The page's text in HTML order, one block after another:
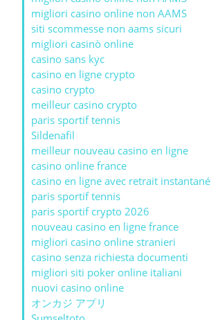
migliori casino online non AAMS
siti scommesse non aams sicuri
migliori casinò online
casino sans kyc
casino en ligne crypto
casino crypto
meilleur casino crypto
paris sportif tennis
Sildenafil
meilleur nouveau casino en ligne
casino online france
casino en ligne avec retrait instantané
paris sportif tennis
paris sportif crypto 2026
nouveau casino en ligne france
migliori casino online stranieri
casino senza richiesta documenti
migliori siti poker online italiani
nuovi casino online
オンカジ アプリ